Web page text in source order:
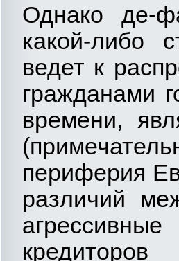
Однако де-
какой-либо
ведет к
гражданами
времени,
периферия
различий